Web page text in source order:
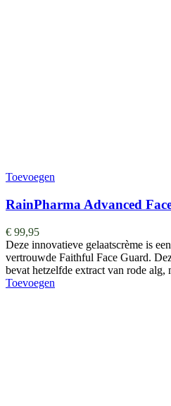
Toevoegen
RainPharma Advanced
€ 99,95
Deze innovatieve gelaatscrème is
vertrouwde Faithful Face Guard.
bevat hetzelfde extract van rode
Toevoegen